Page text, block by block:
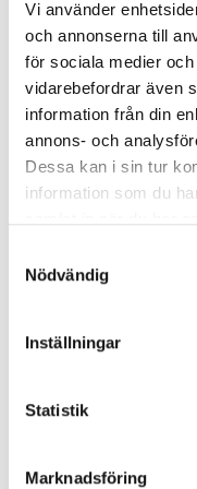
Vi använder
och annonserna till
för sociala medier
vidarebefordrar även
information från din
annons- och
Dessa kan i sin tur
information som du
Nödvändig
Inställningar
Statistik
Marknadsföring
Köp & Hämta i ditt
Andra